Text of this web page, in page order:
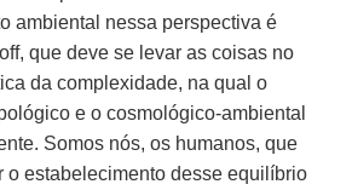
ambiental nessa perspectiva é
que deve se levar as coisas no
da complexidade, na qual o
e o cosmológico-ambiental
Somos nós, os humanos, que
o estabelecimento desse equilíbrio